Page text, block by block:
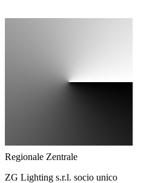
Regionale Zentrale
ZG Lighting s.r.l. socio unico